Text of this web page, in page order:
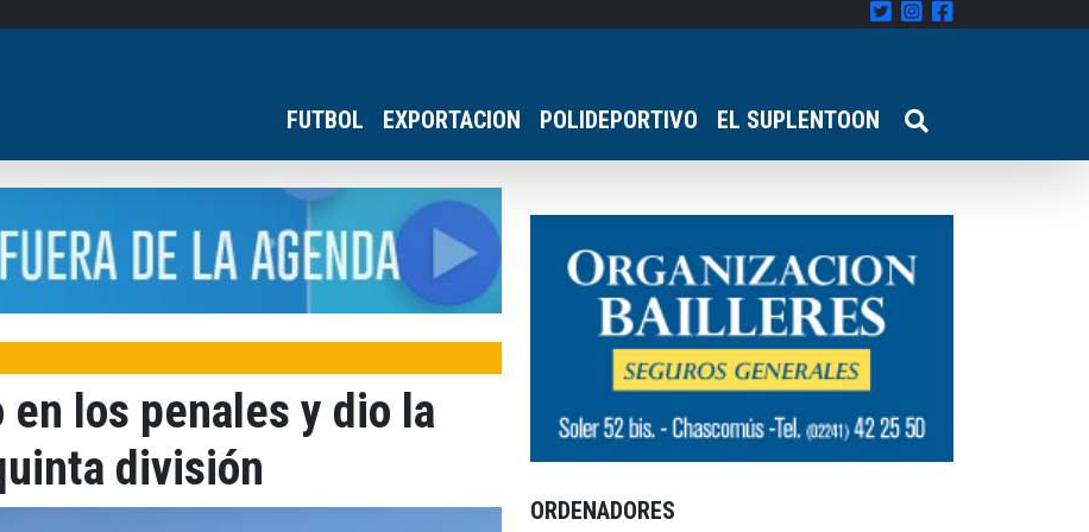
FUTBOL EXPORTACION POLIDEPORTIVO EL SUPLENTOON
en los penales y dio la
división
ORDENADORES